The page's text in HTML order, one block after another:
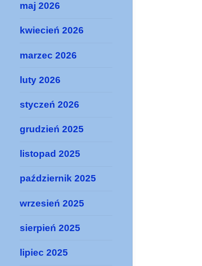
maj 2026
kwiecień 2026
marzec 2026
luty 2026
styczeń 2026
grudzień 2025
listopad 2025
październik 2025
wrzesień 2025
sierpień 2025
lipiec 2025